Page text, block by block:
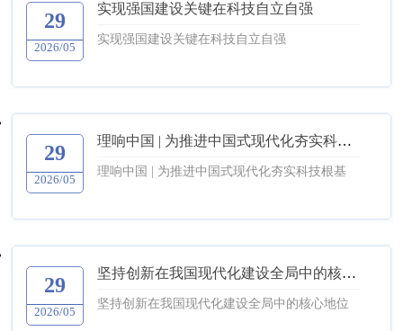
29
2026/05
实现强国建设关键在科技自立自强
实现强国建设关键在科技自立自强
29
2026/05
理响中国 | 为推进中国式现代化夯实科技根基
理响中国 | 为推进中国式现代化夯实科技根基
29
2026/05
坚持创新在我国现代化建设全局中的核心地位
坚持创新在我国现代化建设全局中的核心地位